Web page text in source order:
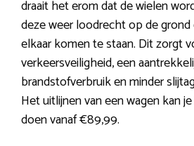
draait het erom dat de wielen
deze weer loodrecht op de grond
elkaar komen te staan. Dit zorgt
verkeersveiligheid, een
brandstofverbruik en minder
Het uitlijnen van een wagen kan
doen vanaf €89,99.